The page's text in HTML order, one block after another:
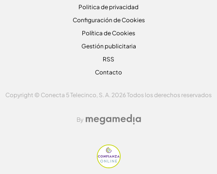
Politica de privacidad
Configuración de Cookies
Política de Cookies
Gestión publicitaria
RSS
Contacto
Copyright © Conecta 5 Telecinco, S. A. 2026 Todos los derechos reservados
By